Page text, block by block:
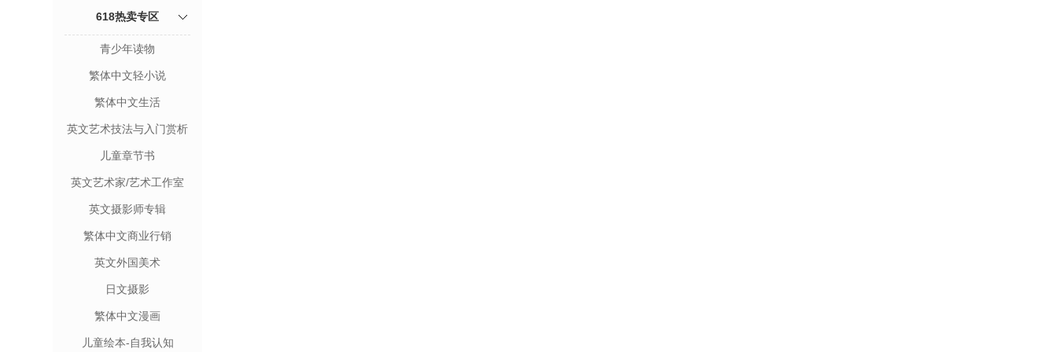
618热卖专区
青少年读物
繁体中文轻小说
繁体中文生活
英文艺术技法与入门赏析
儿童章节书
英文艺术家/艺术工作室
英文摄影师专辑
繁体中文商业行销
英文外国美术
日文摄影
繁体中文漫画
儿童绘本-自我认知